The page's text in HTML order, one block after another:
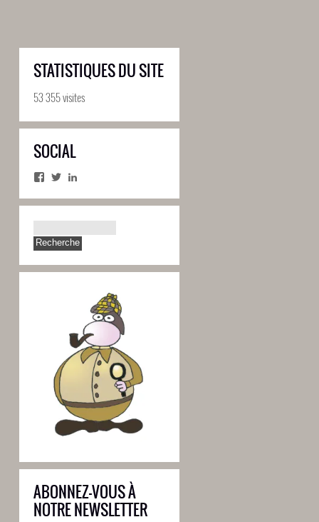
STATISTIQUES DU SITE
53 355 visites
SOCIAL
Facebook
Twitter
ABONNEZ-VOUS À
NOTRE NEWSLETTER